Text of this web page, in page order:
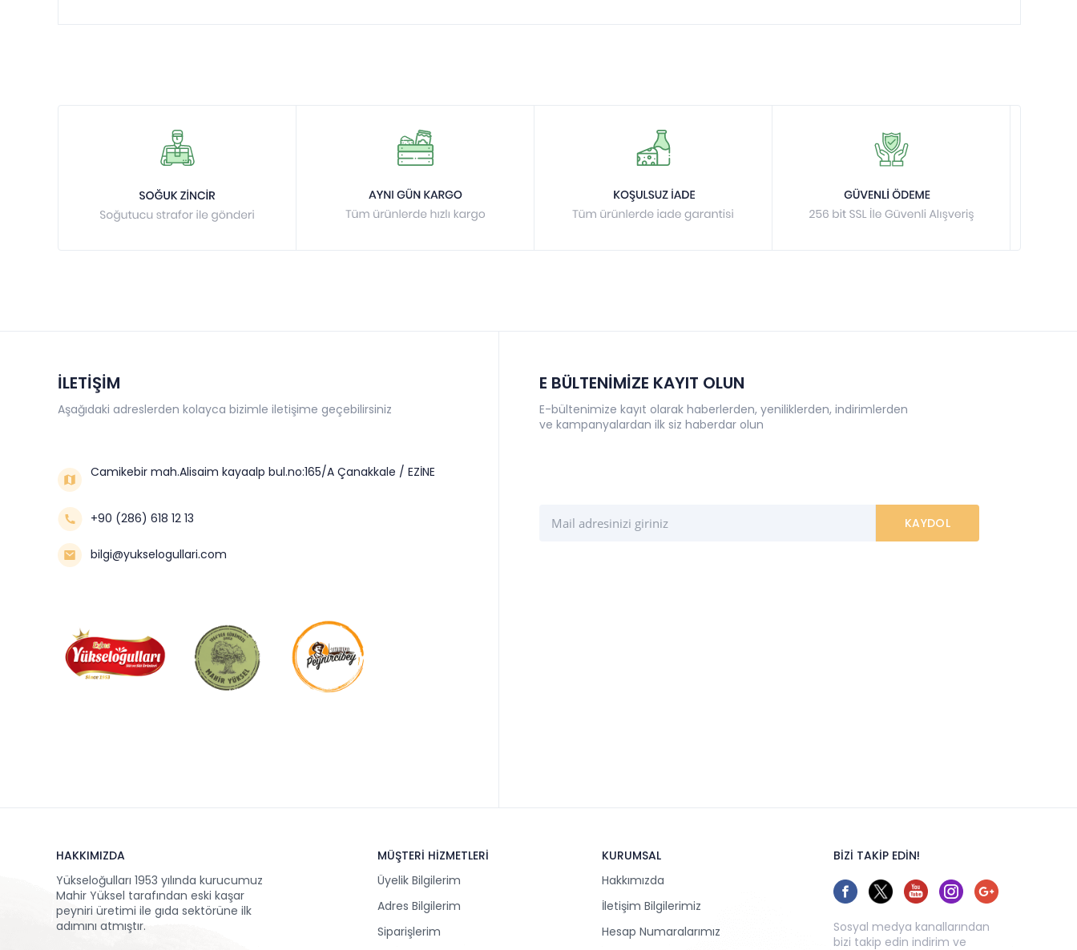
İLETİŞİM
Aşağıdaki adreslerden kolayca bizimle iletişime geçebilirsiniz
Camikebir mah.Alisaim kayaalp bul.no:165/A Çanakkale / EZİNE
+90 (286) 618 12 13
bilgi@yukselogullari.com
E BÜLTENİMİZE KAYIT OLUN
E-bültenimize kayıt olarak haberlerden, yeniliklerden, indirimlerden
ve kampanyalardan ilk siz haberdar olun
HAKKIMIZDA
Yükseloğulları 1953 yılında kurucumuz
Mahir Yüksel tarafından eski kaşar
peyniri üretimi ile gıda sektörüne ilk
adımını atmıştır.
MÜŞTERİ HİZMETLERİ
Üyelik Bilgilerim
Adres Bilgilerim
Siparişlerim
KURUMSAL
Hakkımızda
İletişim Bilgilerimiz
Hesap Numaralarımız
BİZİ TAKİP EDİN!
Sosyal medya kanallarından
bizi takip edin indirim ve